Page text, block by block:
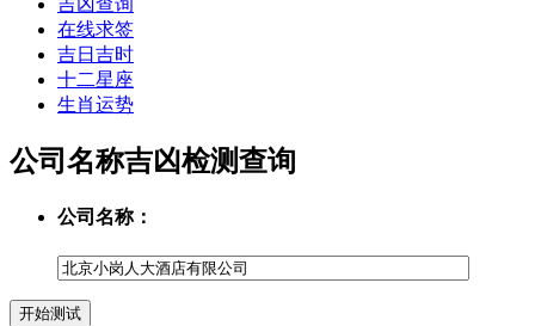
吉凶查询
在线求签
吉日吉时
十二星座
生肖运势
公司名称吉凶检测查询
公司名称：